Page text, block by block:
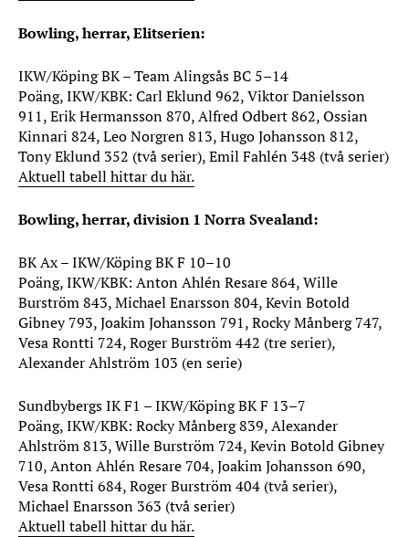
Bowling, herrar, Elitserien:
IKW/Köping BK – Team Alingsås BC 5–14
Poäng, IKW/KBK: Carl Eklund 962, Viktor Danielsson
911, Erik Hermansson 870, Alfred Odbert 862, Ossian
Kinnari 824, Leo Norgren 813, Hugo Johansson 812,
Tony Eklund 352 (två serier), Emil Fahlén 348 (två serier)
Aktuell tabell hittar du här.
Bowling, herrar, division 1 Norra Svealand:
BK Ax – IKW/Köping BK F 10–10
Poäng, IKW/KBK: Anton Ahlén Resare 864, Wille
Burström 843, Michael Enarsson 804, Kevin Botold
Gibney 793, Joakim Johansson 791, Rocky Månberg 747,
Vesa Rontti 724, Roger Burström 442 (tre serier),
Alexander Ahlström 103 (en serie)
Sundbybergs IK F1 – IKW/Köping BK F 13–7
Poäng, IKW/KBK: Rocky Månberg 839, Alexander
Ahlström 813, Wille Burström 724, Kevin Botold Gibney
710, Anton Ahlén Resare 704, Joakim Johansson 690,
Vesa Rontti 684, Roger Burström 404 (två serier),
Michael Enarsson 363 (två serier)
Aktuell tabell hittar du här.